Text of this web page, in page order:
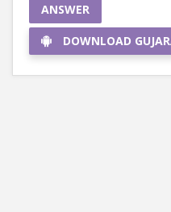
ANSWER
DOWNLOAD